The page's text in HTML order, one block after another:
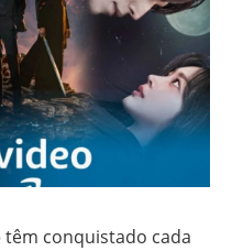
têm conquistado cada